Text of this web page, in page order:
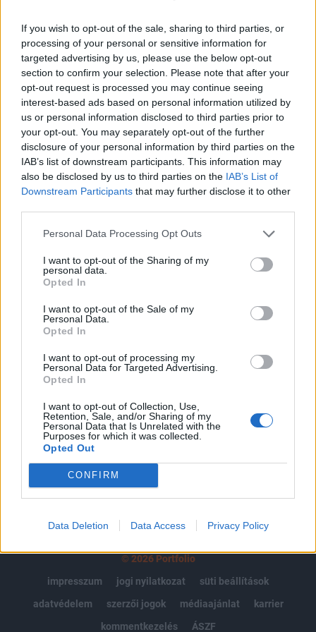
If you wish to opt-out of the sale, sharing to third parties, or
processing of your personal or sensitive information for
targeted advertising by us, please use the below opt-out
section to confirm your selection. Please note that after your
opt-out request is processed you may continue seeing
interest-based ads based on personal information utilized by
us or personal information disclosed to third parties prior to
your opt-out. You may separately opt-out of the further
disclosure of your personal information by third parties on the
IAB’s list of downstream participants. This information may
also be disclosed by us to third parties on the IAB’s List of
Downstream Participants that may further disclose it to other
Personal Data Processing Opt Outs
I want to opt-out of the Sharing of my
personal data.
Opted In
I want to opt-out of the Sale of my
Personal Data.
Opted In
I want to opt-out of processing my
Personal Data for Targeted Advertising.
Opted In
I want to opt-out of Collection, Use,
Retention, Sale, and/or Sharing of my
Personal Data that Is Unrelated with the
Purposes for which it was collected.
Opted Out
CONFIRM
Data Deletion Data Access Privacy Policy
százalékos növekedést jegyeztek fel - közölte
végleges adatként a dél-koreai jegybank kedden.
Az ország GDP-je 2020 második negyedéve óta először
zsugorodott a tavalyi utolsó három hónapban, amiben
szerepet játszott, hogy a fogyasztás visszatért az úgymond
szokásos szintre a járvány utáni csúcs után. A lakossági
fogyasztás 0,6 százalékkal esett, ugyanakkor az építőipari
beruházások 0,8 százalékkal nőttek, az export 4,6
százalékkal, az import pedig 3,7 százalékkal...
tartozik, melynek olvasása előfizetéses
regisztrációhoz kötött.
Az előfizetés a következőket tartalmazza:
Portfolio.hu teljes cikkarchívum
kötéslistái
MÁR ELŐFIZETŐNK VAGY?
© 2026 Portfolio
impresszum
jogi nyilatkozat
süti beállítások
adatvédelem
szerzői jogok médiaajánlat
karrier
kommentkezelés
ÁSZF